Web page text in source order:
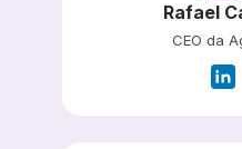
Rafael
CEO da